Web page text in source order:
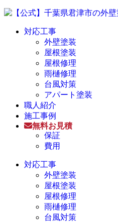
対応工事
外壁塗装
屋根塗装
屋根修理
雨樋修理
台風対策
アパート塗装
職人紹介
施工事例
無料お見積
保証
費用
対応工事
外壁塗装
屋根塗装
屋根修理
雨樋修理
台風対策